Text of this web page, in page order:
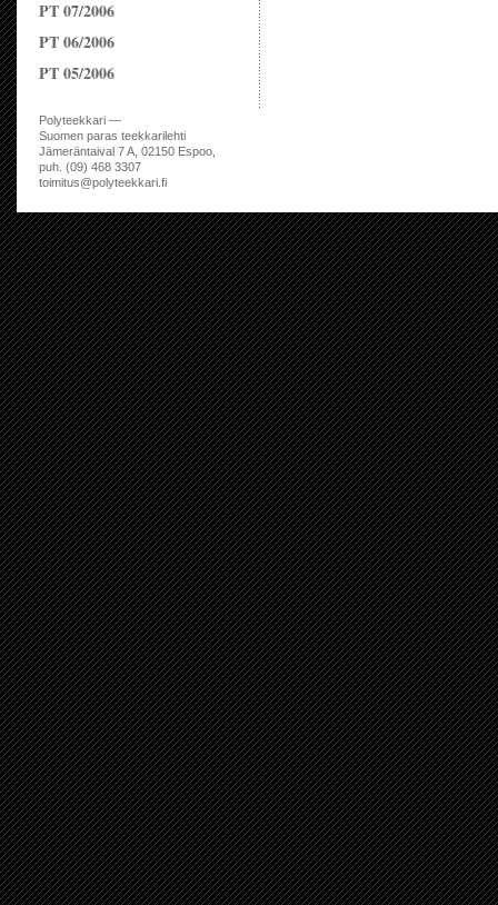
PT 07/2006
PT 06/2006
PT 05/2006
Polyteekkari —
Suomen paras teekkarilehti
Jämeräntaival 7 A, 02150 Espoo,
puh. (09) 468 3307
toimitus@polyteekkari.fi